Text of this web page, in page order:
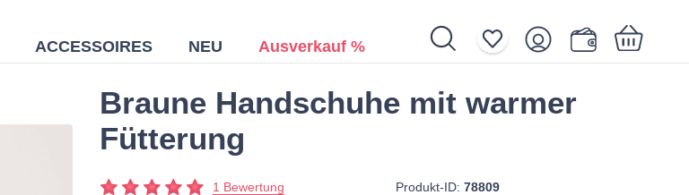
ACCESSOIRES NEU Ausverkauf %
Ihr Warenkorb ist noch leer.
Braune Handschuhe mit warmer
Fütterung
1 Bewertung Produkt-ID: 78809